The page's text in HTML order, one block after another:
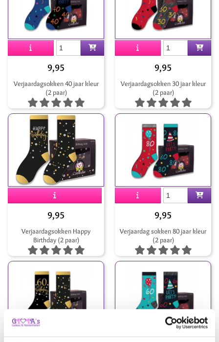
9,95
Verjaardagsokken 40 jaar kleur
(2 paar)
9,95
Verjaardagsokken 30 jaar kleur
(2 paar)
9,95
Verjaardagsokken Happy
Birthday (2 paar)
9,95
Verjaardag sokken 80 jaar kleur
(2 paar)